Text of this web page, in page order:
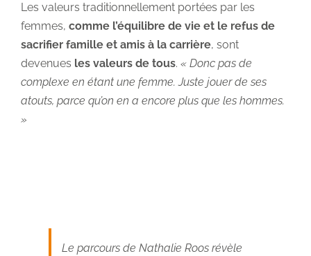
Les valeurs traditionnellement portées par les
femmes, comme l’équilibre de vie et le refus de
sacrifier famille et amis à la carrière, sont
devenues les valeurs de tous. « Donc pas de
complexe en étant une femme. Juste jouer de ses
atouts, parce qu’on en a encore plus que les hommes.
»
Le parcours de Nathalie Roos révèle